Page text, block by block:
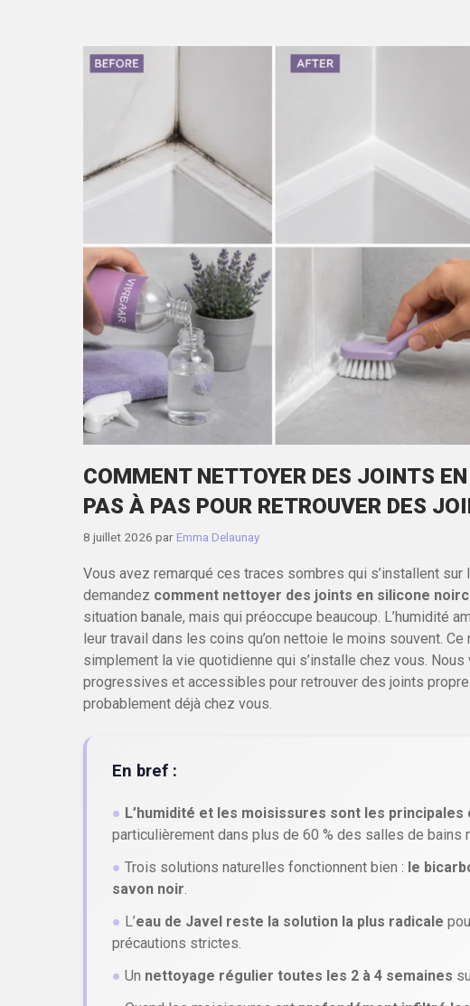
COMMENT NETTOYER DES JOINTS
PAS À PAS POUR RETROUVER DES
8 juillet 2026 par Emma Delaunay
Vous avez remarqué ces traces sombres qui s’installent
demandez comment nettoyer des joints en silicone
situation banale, mais qui préoccupe beaucoup. L’humidité
leur travail dans les coins qu’on nettoie le moins souvent. Ce
simplement la vie quotidienne qui s’installe chez vous.
progressives et accessibles pour retrouver des joints
probablement déjà chez vous.
En bref :
● L’humidité et les moisissures sont les principales
particulièrement dans plus de 60 % des salles de bains
● Trois solutions naturelles fonctionnent bien : le
savon noir.
● L’eau de Javel reste la solution la plus radicale
précautions strictes.
● Un nettoyage régulier toutes les 2 à 4 semaines